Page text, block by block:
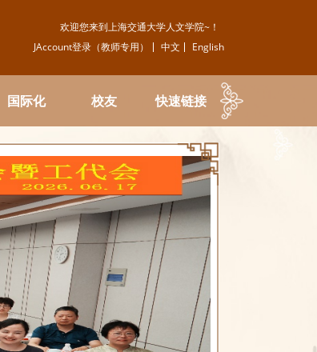
欢迎您来到上海交通大学人文学院~！
JAccount登录（教师专用）
中文 English
国际化 校友 快速链接